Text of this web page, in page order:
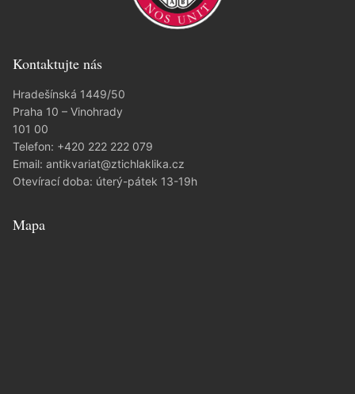
Kontaktujte nás
Hradešínská 1449/50
Praha 10 – Vinohrady
101 00
Telefon: +420 222 222 079
Email: antikvariat@ztichlaklika.cz
Otevírací doba: úterý-pátek 13-19h
Mapa